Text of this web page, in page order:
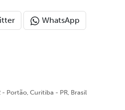
WhatsApp
Portão, Curitiba - PR, Brasil